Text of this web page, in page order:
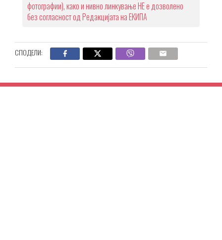
фотографии), како и нивно линкување НЕ е дозволено
без согласност од Редакцијата на ЕКИПА
СПОДЕЛИ: